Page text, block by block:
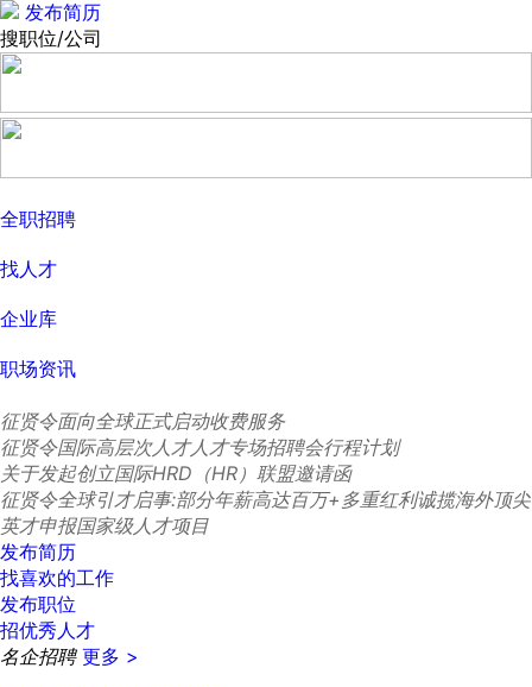
发布简历
搜职位/公司
全职招聘
找人才
企业库
职场资讯
征贤令面向全球正式启动收费服务
征贤令国际高层次人才人才专场招聘会行程计划
关于发起创立国际HRD（HR）联盟邀请函
征贤令全球引才启事:部分年薪高达百万+多重红利诚揽海外顶尖
英才申报国家级人才项目
发布简历
找喜欢的工作
发布职位
招优秀人才
名企招聘 更多 >